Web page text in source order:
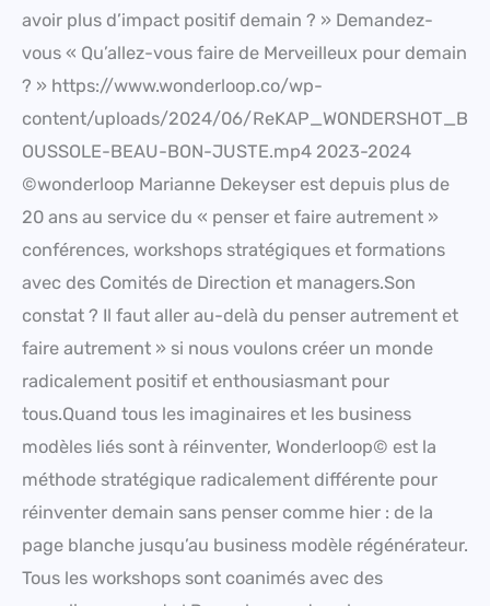
avoir plus d’impact positif demain ? » Demandez-
vous « Qu’allez-vous faire de Merveilleux pour demain
? » https://www.wonderloop.co/wp-
content/uploads/2024/06/ReKAP_WONDERSHOT_B
OUSSOLE-BEAU-BON-JUSTE.mp4 2023-2024
©wonderloop Marianne Dekeyser est depuis plus de
20 ans au service du « penser et faire autrement »
conférences, workshops stratégiques et formations
avec des Comités de Direction et managers.Son
constat ? Il faut aller au-delà du penser autrement et
faire autrement » si nous voulons créer un monde
radicalement positif et enthousiasmant pour
tous.Quand tous les imaginaires et les business
modèles liés sont à réinventer, Wonderloop© est la
méthode stratégique radicalement différente pour
réinventer demain sans penser comme hier : de la
page blanche jusqu’au business modèle régénérateur.
Tous les workshops sont coanimés avec des